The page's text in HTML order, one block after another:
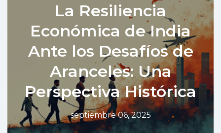
La Resiliencia
Económica de India
Ante los Desafíos de
Aranceles: Una
Perspectiva Histórica
septiembre 06, 2025